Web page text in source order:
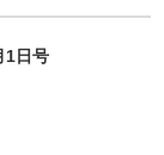
1日号